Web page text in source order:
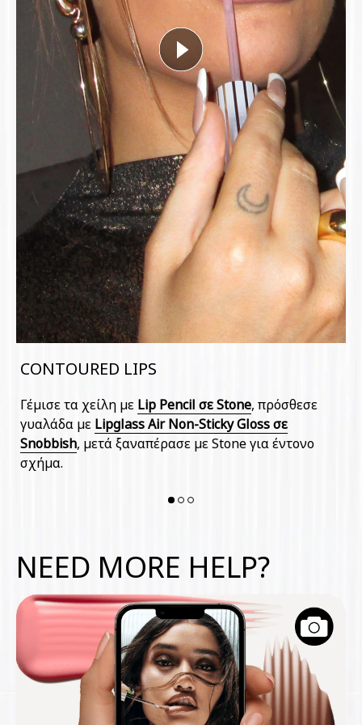
CONTOURED LIPS
Γέμισε τα χείλη με Lip Pencil σε Stone, πρόσθεσε
γυαλάδα με Lipglass Air Non-Sticky Gloss σε
Snobbish, μετά ξαναπέρασε με Stone για έντονο
σχήμα.
NEED MORE HELP?